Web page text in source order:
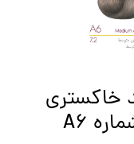
خاکستری